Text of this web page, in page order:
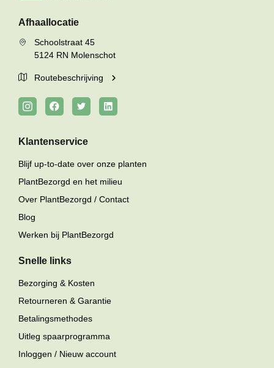
Afhaallocatie
Schoolstraat 45
5124 RN Molenschot
Routebeschrijving
Klantenservice
Blijf up-to-date over onze planten
PlantBezorgd en het milieu
Over PlantBezorgd / Contact
Blog
Werken bij PlantBezorgd
Snelle links
Bezorging & Kosten
Retourneren & Garantie
Betalingsmethodes
Uitleg spaarprogramma
Inloggen / Nieuw account